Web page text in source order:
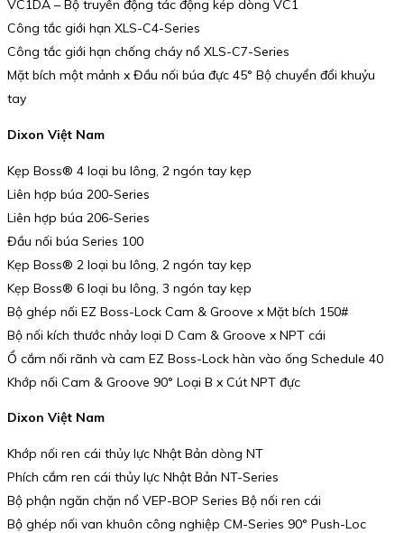
VC1DA – Bộ truyền động tác động kép dòng VC1
Công tắc giới hạn XLS-C4-Series
Công tắc giới hạn chống cháy nổ XLS-C7-Series
Mặt bích một mảnh x Đầu nối búa đực 45° Bộ chuyển đổi khuỷu
tay
Dixon Việt Nam
Kẹp Boss® 4 loại bu lông, 2 ngón tay kẹp
Liên hợp búa 200-Series
Liên hợp búa 206-Series
Đầu nối búa Series 100
Kẹp Boss® 2 loại bu lông, 2 ngón tay kẹp
Kẹp Boss® 6 loại bu lông, 3 ngón tay kẹp
Bộ ghép nối EZ Boss-Lock Cam & Groove x Mặt bích 150#
Bộ nối kích thước nhảy loại D Cam & Groove x NPT cái
Ổ cắm nối rãnh và cam EZ Boss-Lock hàn vào ống Schedule 40
Khớp nối Cam & Groove 90° Loại B x Cút NPT đực
Dixon Việt Nam
Khớp nối ren cái thủy lực Nhật Bản dòng NT
Phích cắm ren cái thủy lực Nhật Bản NT-Series
Bộ phận ngăn chặn nổ VEP-BOP Series Bộ nối ren cái
Bộ ghép nối van khuôn công nghiệp CM-Series 90° Push-Loc